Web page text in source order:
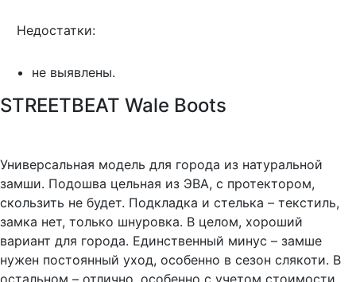
Недостатки:
не выявлены.
STREETBEAT Wale Boots
Универсальная модель для города из натуральной
замши. Подошва цельная из ЭВА, с протектором,
скользить не будет. Подкладка и стелька – текстиль,
замка нет, только шнуровка. В целом, хороший
вариант для города. Единственный минус – замше
нужен постоянный уход, особенно в сезон слякоти. В
остальном – отлично, особенно с учетом стоимости.